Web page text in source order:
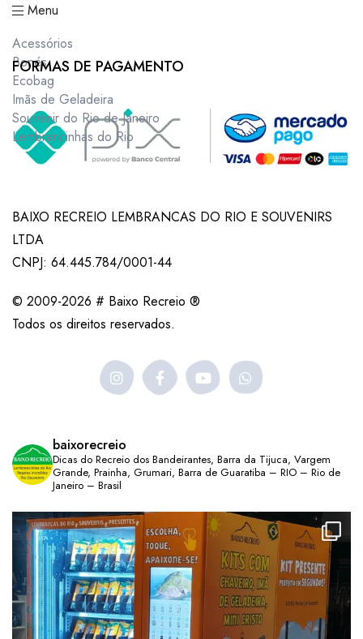
Menu
Acessórios
Bonés
Ecobag
Imãs de Geladeira
Souvenir do Rio de Janeiro
Lembrancinhas do Rio
FORMAS DE PAGAMENTO
BAIXO RECREIO LEMBRANCAS DO RIO E SOUVENIRS
LTDA
CNPJ: 64.445.784/0001-44
© 2009-2026 # Baixo Recreio ®
Todos os direitos reservados.
baixorecreio
Dicas do Recreio dos Bandeirantes, Barra da Tijuca, Vargem
Grande, Prainha, Grumari, Barra de Guaratiba – RIO – Rio de
Janeiro – Brasil